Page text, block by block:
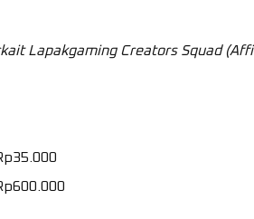
Lapakgaming Creators Squad